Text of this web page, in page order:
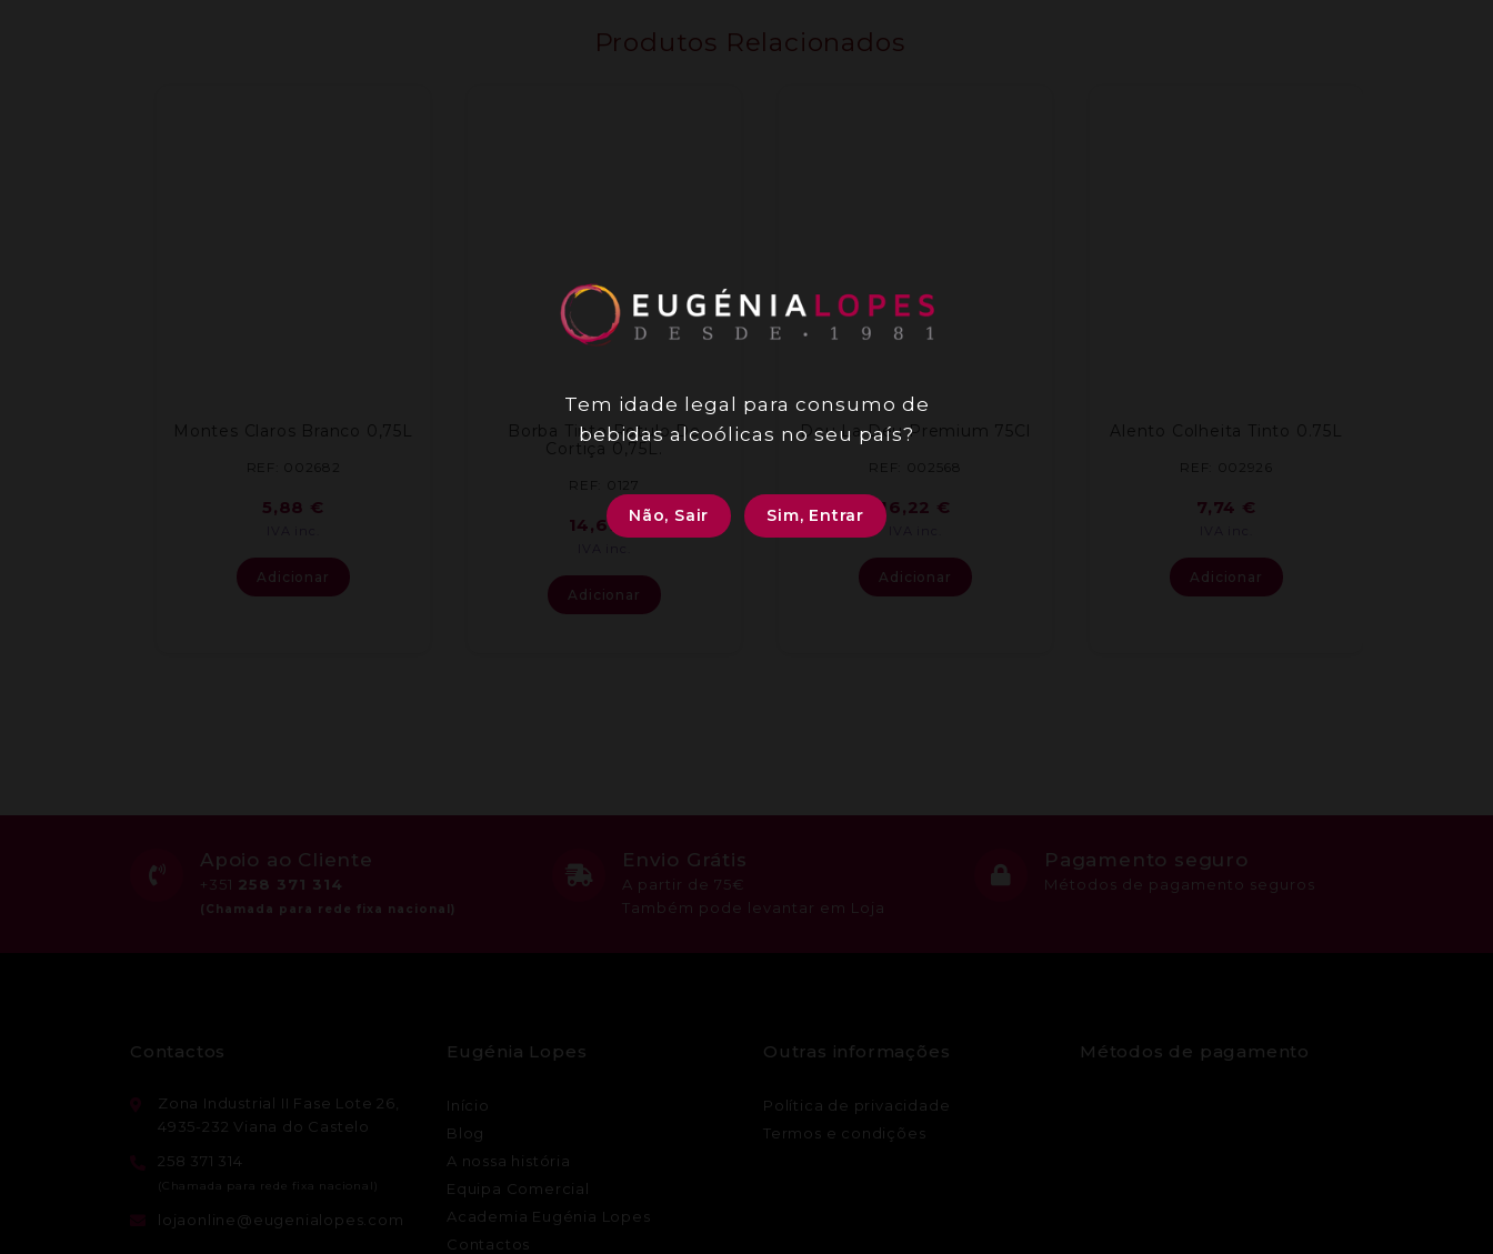
Produtos Relacionados
Montes Claros Branco 0,75L
REF: 002682
5,88 €
Adicionar
Borba Tinto Rotulo De
Cortiça 0,75L.
REF: 0127
14,69 €
Adicionar
Deu La Deu Premium 75Cl
REF: 002568
16,22 €
Adicionar
Alento Colheita Tinto 0.75L
REF: 002926
7,74 €
Adicionar
Apoio ao Cliente
+351 258 371 314
Envio Grátis
A partir de 75€
Também pode levantar em Loja
Pagamento seguro
Métodos de pagamento seguros
Contactos
Zona Industrial II Fase Lote 26,
4935-232 Viana do Castelo
258 371 314
lojaonline@eugenialopes.com
Eugénia Lopes
Início
Blog
A nossa história
Equipa Comercial
Academia Eugénia Lopes
Contactos
Outras informações
Política de privacidade
Termos e condições
Métodos de pagamento
Tem idade legal para consumo de
bebidas alcoólicas no seu país?
Não, Sair Sim, Entrar